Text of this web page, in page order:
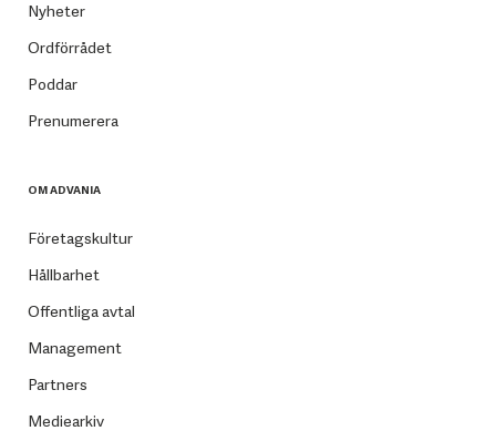
Nyheter
Ordförrådet
Poddar
Prenumerera
OM ADVANIA
Företagskultur
Hållbarhet
Offentliga avtal
Management
Partners
Mediearkiv